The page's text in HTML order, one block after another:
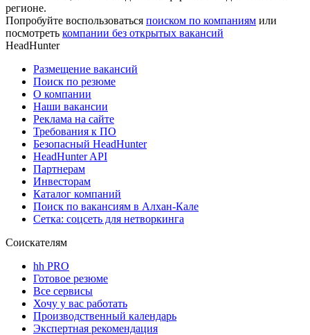
регионе.
Попробуйте воспользоваться поиском по компаниям или
посмотреть компании без открытых вакансий
HeadHunter
Размещение вакансий
Поиск по резюме
О компании
Наши вакансии
Реклама на сайте
Требования к ПО
Безопасный HeadHunter
HeadHunter API
Партнерам
Инвесторам
Каталог компаний
Поиск по вакансиям в Алхан-Кале
Сетка: соцсеть для нетворкинга
Соискателям
hh PRO
Готовое резюме
Все сервисы
Хочу у вас работать
Производственный календарь
Экспертная рекомендация